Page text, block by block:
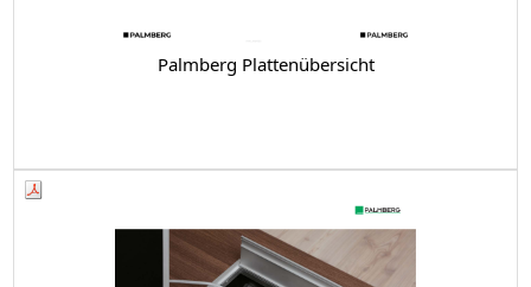
Palmberg Plattenübersicht